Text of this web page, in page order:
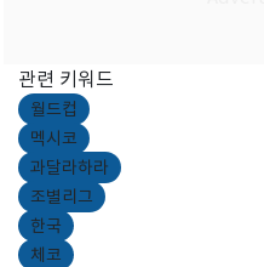
관련 키워드
월드컵
멕시코
과달라하라
조별리그
한국
체코